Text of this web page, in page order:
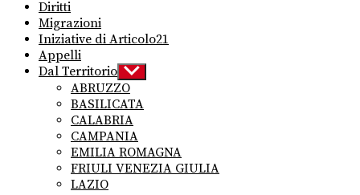
Diritti
Migrazioni
Iniziative di Articolo21
Appelli
Dal Territorio Show
sub
menu
ABRUZZO
BASILICATA
CALABRIA
CAMPANIA
EMILIA ROMAGNA
FRIULI VENEZIA GIULIA
LAZIO